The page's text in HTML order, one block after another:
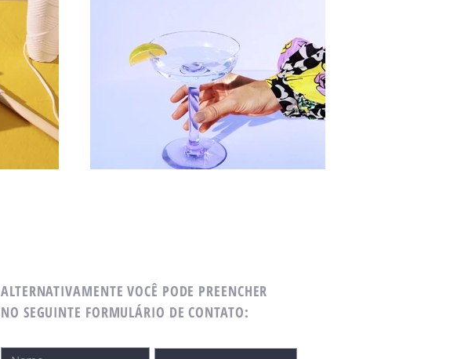
ALTERNATIVAMENTE VOCÊ PODE PREENCHER
NO SEGUINTE FORMULÁRIO DE CONTATO: